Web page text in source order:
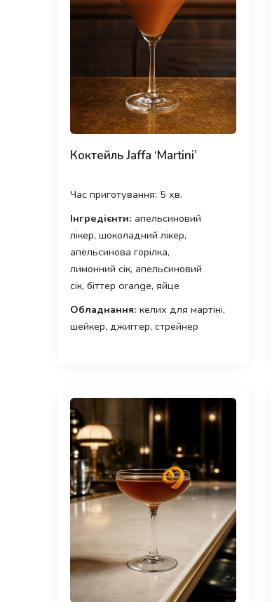
Коктейль Jaffa ‘Martini’
Час приготування: 5 хв.
Інгредієнти: апельсиновий
лікер, шоколадний лікер,
апельсинова горілка,
лимонний сік, апельсиновий
сік, біттер orange, яйце
Обладнання: келих для мартіні,
шейкер, джиггер, стрейнер